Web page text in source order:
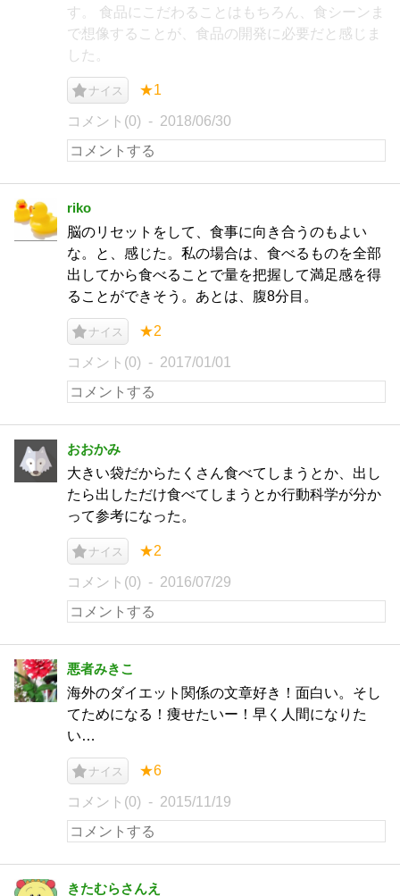
す。 食品にこだわることはもちろん、食シーンま
で想像することが、食品の開発に必要だと感じま
した。
ナイス ★1
コメント(0) 2018/06/30
riko
脳のリセットをして、食事に向き合うのもよい
な。と、感じた。私の場合は、食べるものを全部
出してから食べることで量を把握して満足感を得
ることができそう。あとは、腹8分目。
ナイス ★2
コメント(0) 2017/01/01
おおかみ
大きい袋だからたくさん食べてしまうとか、出し
たら出しただけ食べてしまうとか行動科学が分か
って参考になった。
ナイス ★2
コメント(0) 2016/07/29
悪者みきこ
海外のダイエット関係の文章好き！面白い。そし
てためになる！痩せたいー！早く人間になりた
い…
ナイス ★6
コメント(0) 2015/11/19
きたむらさんえ